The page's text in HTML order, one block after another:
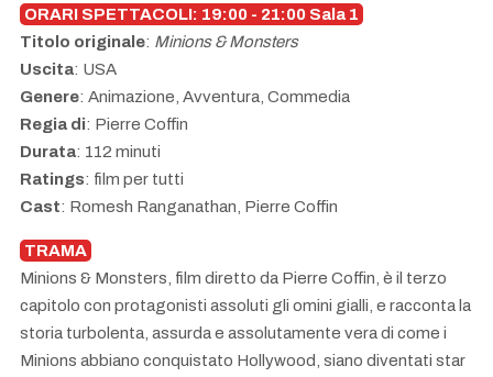
ORARI SPETTACOLI: 19:00 - 21:00 Sala 1
Titolo originale: Minions & Monsters
Uscita: USA
Genere: Animazione, Avventura, Commedia
Regia di: Pierre Coffin
Durata: 112 minuti
Ratings: film per tutti
Cast: Romesh Ranganathan, Pierre Coffin
TRAMA
Minions & Monsters, film diretto da Pierre Coffin, è il terzo
capitolo con protagonisti assoluti gli omini gialli, e racconta la
storia turbolenta, assurda e assolutamente vera di come i
Minions abbiano conquistato Hollywood, siano diventati star